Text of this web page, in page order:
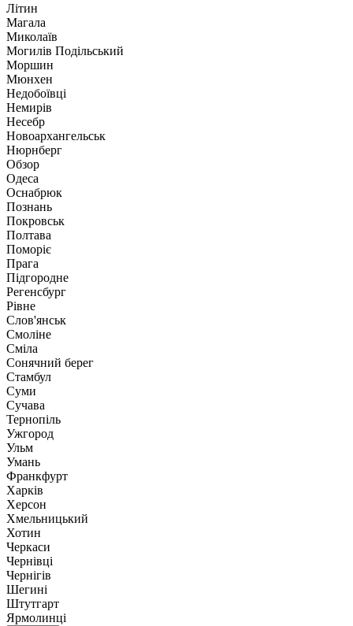
Літин
Магала
Миколаїв
Могилів Подільський
Моршин
Мюнхен
Недобоївці
Немирів
Несебр
Новоархангельськ
Нюрнберг
Обзор
Одеса
Оснабрюк
Познань
Покровськ
Полтава
Поморіє
Прага
Підгородне
Регенсбург
Рівне
Слов'янськ
Смоліне
Сміла
Сонячний берег
Стамбул
Суми
Сучава
Тернопіль
Ужгород
Ульм
Умань
Франкфурт
Харків
Херсон
Хмельницький
Хотин
Черкаси
Чернівці
Чернігів
Шегині
Штутгарт
Ярмолинці